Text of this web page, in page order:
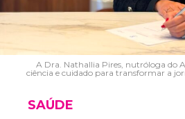
A Dra. Nathallia Pires, nutróloga do
ciência e cuidado para transformar a
SAÚDE